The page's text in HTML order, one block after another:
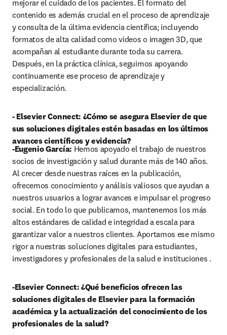
mejorar el cuidado de los pacientes. El formato del
contenido es además crucial en el proceso de aprendizaje
y consulta de la última evidencia científica; incluyendo
formatos de alta calidad como videos o imagen 3D, que
acompañan al estudiante durante toda su carrera.
Después, en la práctica clínica, seguimos apoyando
continuamente ese proceso de aprendizaje y
especialización.
- Elsevier Connect: ¿Cómo se asegura Elsevier de que
sus soluciones digitales estén basadas en los últimos
avances científicos y evidencia?
-Eugenio García: Hemos apoyado el trabajo de nuestros
socios de investigación y salud durante más de 140 años.
Al crecer desde nuestras raíces en la publicación,
ofrecemos conocimiento y análisis valiosos que ayudan a
nuestros usuarios a lograr avances e impulsar el progreso
social. En todo lo que publicamos, mantenemos los más
altos estándares de calidad e integridad a escala para
garantizar valor a nuestros clientes. Aportamos ese mismo
rigor a nuestras soluciones digitales para estudiantes,
investigadores y profesionales de la salud e instituciones .
-Elsevier Connect: ¿Qué beneficios ofrecen las
soluciones digitales de Elsevier para la formación
académica y la actualización del conocimiento de los
profesionales de la salud?